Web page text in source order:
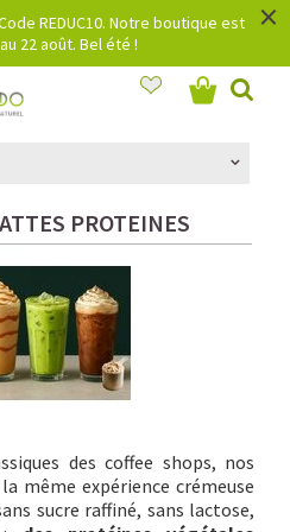
REDUC10. Notre boutique est
22 août. Bel été !
×
PROTEINES
des coffee shops, nos
même expérience crémeuse
sucre raffiné, sans lactose,